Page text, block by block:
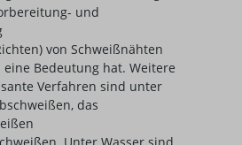
und
von Schweißnähten
Bedeutung hat. Weitere
Verfahren sind unter
das